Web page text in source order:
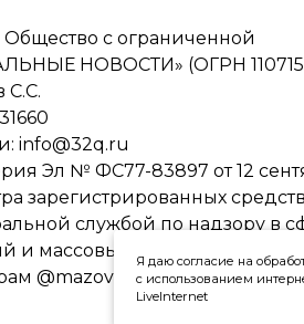
с ограниченной
НОВОСТИ» (ОГРН
С.С.
info@32q.ru
Эл № ФС77-83897 от 12
зарегистрированных
службой по надзору в
и массовых коммуникаций
@mazov
Я даю согласие на
с использованием
LiveInternet